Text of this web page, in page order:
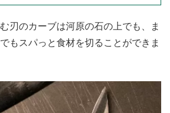
刃のカーブは河原の石の上でも、ま
もスパっと食材を切ることができま